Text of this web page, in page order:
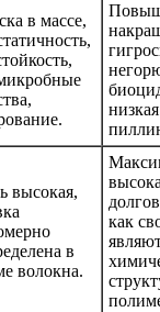
в массе,
низкая
высокая,
в
волокна.
как